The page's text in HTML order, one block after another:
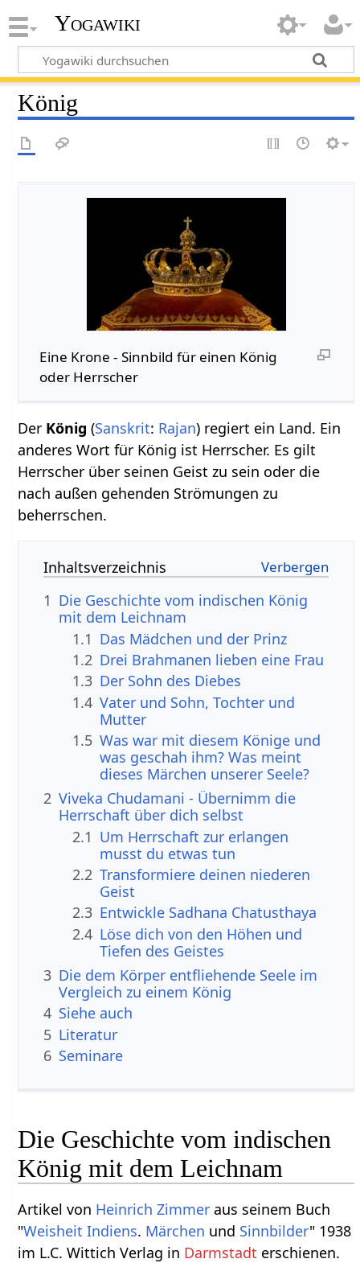
Yogawiki
König
Eine Krone - Sinnbild für einen König
oder Herrscher
Der König (Sanskrit: Rajan) regiert ein Land. Ein
anderes Wort für König ist Herrscher. Es gilt
Herrscher über seinen Geist zu sein oder die
nach außen gehenden Strömungen zu
beherrschen.
Inhaltsverzeichnis
1 Die Geschichte vom indischen König
mit dem Leichnam
1.1 Das Mädchen und der Prinz
1.2 Drei Brahmanen lieben eine Frau
1.3 Der Sohn des Diebes
1.4 Vater und Sohn, Tochter und
Mutter
1.5 Was war mit diesem Könige und
was geschah ihm? Was meint
dieses Märchen unserer Seele?
2 Viveka Chudamani - Übernimm die
Herrschaft über dich selbst
2.1 Um Herrschaft zur erlangen
musst du etwas tun
2.2 Transformiere deinen niederen
Geist
2.3 Entwickle Sadhana Chatusthaya
2.4 Löse dich von den Höhen und
Tiefen des Geistes
3 Die dem Körper entfliehende Seele im
Vergleich zu einem König
4 Siehe auch
5 Literatur
6 Seminare
Die Geschichte vom indischen
König mit dem Leichnam
Artikel von Heinrich Zimmer aus seinem Buch
"Weisheit Indiens. Märchen und Sinnbilder" 1938
im L.C. Wittich Verlag in Darmstadt erschienen.